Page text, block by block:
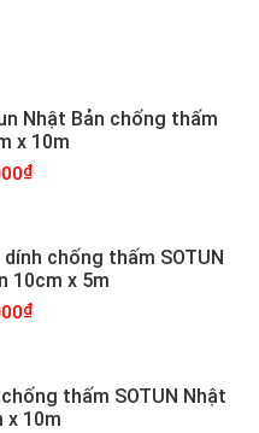
Nhật Bản chống thấm
x 10m
chống thấm SOTUN
10cm x 5m
thấm SOTUN Nhật
x 10m